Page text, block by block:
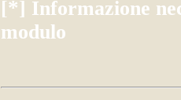
[*] Informazione
modulo